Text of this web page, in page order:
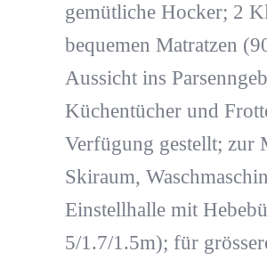
gemütliche Hocker; 2
bequemen Matratzen
Aussicht ins
Küchentücher und
Verfügung gestellt; zur
Skiraum,
Einstellhalle mit
5/1.7/1.5m); für